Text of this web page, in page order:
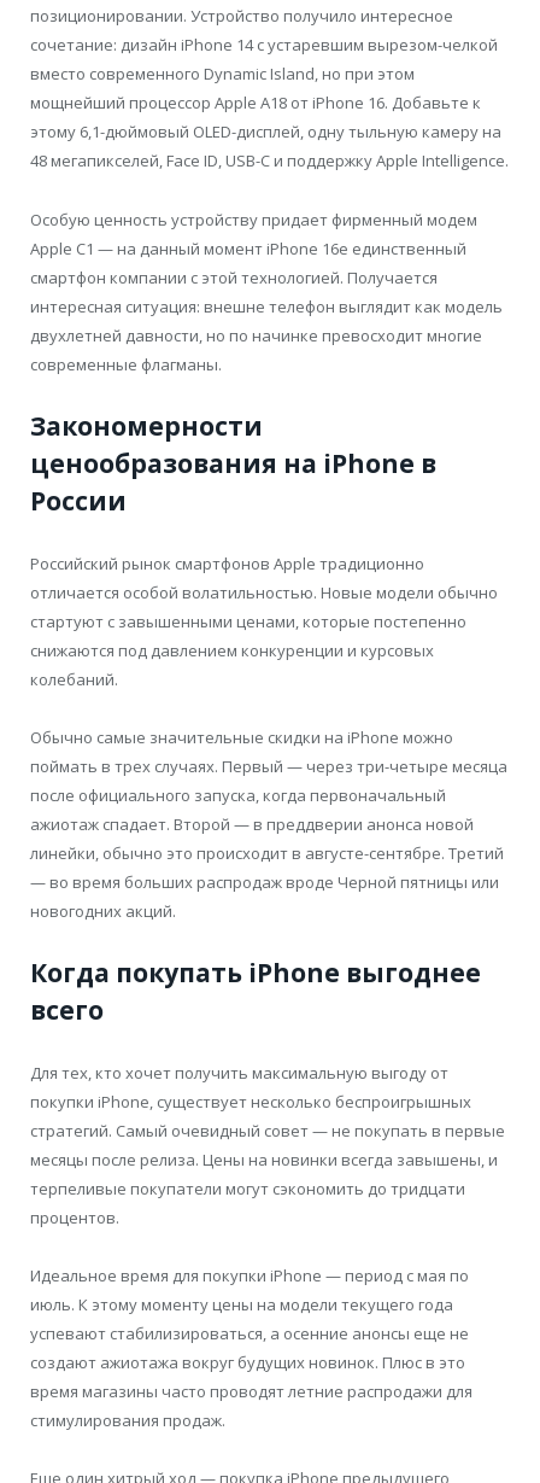
позиционировании. Устройство получило интересное
сочетание: дизайн iPhone 14 с устаревшим вырезом-челкой
вместо современного Dynamic Island, но при этом
мощнейший процессор Apple A18 от iPhone 16. Добавьте к
этому 6,1-дюймовый OLED-дисплей, одну тыльную камеру на
48 мегапикселей, Face ID, USB-C и поддержку Apple Intelligence.
Особую ценность устройству придает фирменный модем
Apple C1 — на данный момент iPhone 16e единственный
смартфон компании с этой технологией. Получается
интересная ситуация: внешне телефон выглядит как модель
двухлетней давности, но по начинке превосходит многие
современные флагманы.
Закономерности
ценообразования на iPhone в
России
Российский рынок смартфонов Apple традиционно
отличается особой волатильностью. Новые модели обычно
стартуют с завышенными ценами, которые постепенно
снижаются под давлением конкуренции и курсовых
колебаний.
Обычно самые значительные скидки на iPhone можно
поймать в трех случаях. Первый — через три-четыре месяца
после официального запуска, когда первоначальный
ажиотаж спадает. Второй — в преддверии анонса новой
линейки, обычно это происходит в августе-сентябре. Третий
— во время больших распродаж вроде Черной пятницы или
новогодних акций.
Когда покупать iPhone выгоднее
всего
Для тех, кто хочет получить максимальную выгоду от
покупки iPhone, существует несколько беспроигрышных
стратегий. Самый очевидный совет — не покупать в первые
месяцы после релиза. Цены на новинки всегда завышены, и
терпеливые покупатели могут сэкономить до тридцати
процентов.
Идеальное время для покупки iPhone — период с мая по
июль. К этому моменту цены на модели текущего года
успевают стабилизироваться, а осенние анонсы еще не
создают ажиотажа вокруг будущих новинок. Плюс в это
время магазины часто проводят летние распродажи для
стимулирования продаж.
Еще один хитрый ход — покупка iPhone предыдущего